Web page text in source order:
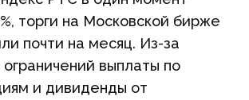
торги на Московской бирже
почти на месяц. Из-за
ограничений выплаты по
и дивиденды от